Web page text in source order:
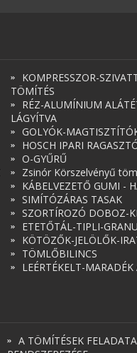
KOMPRESSZOR-
TÖMÍTÉS
RÉZ-ALUMÍNIUM
LÁGYÍTVA
GOLYÓK-
HOSCH IPARI
O-GYŰRŰ
Zsinór Körszelvényű
KÁBELVEZETŐ GUMI -
SIMÍTÓZÁRAS TASAK
SZORTÍROZÓ DOBOZ-
ETETŐTÁL-TIPLI-
KÖTÖZŐK-JELÖLŐK-
TÖMLŐBILINCS
LEÉRTÉKELT-
A TÖMÍTÉSEK